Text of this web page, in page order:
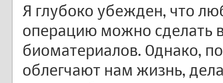
Я глубоко убежден, что
операцию можно сделать
биоматериалов. Однако,
облегчают нам жизнь,